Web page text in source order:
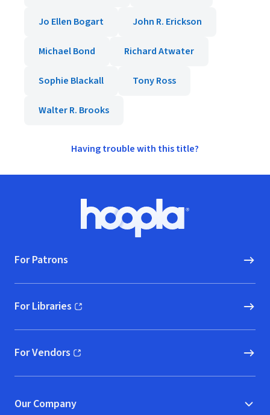
Jo Ellen Bogart John R. Erickson
Michael Bond Richard Atwater
Sophie Blackall Tony Ross
Walter R. Brooks
Having trouble with this title?
Hoopla logo, Go to homepage
For Patrons
For Libraries
(opens in new window)
For Vendors
(opens in new window)
Our Company